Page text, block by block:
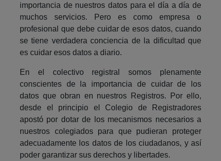
importancia de nuestros datos para el día a día de
muchos servicios. Pero es como empresa o
profesional que debe cuidar de esos datos, cuando
se tiene verdadera conciencia de la dificultad que
es cuidar esos datos a diario.
En el colectivo registral somos plenamente
conscientes de la importancia de cuidar de los
datos que obran en nuestros Registros. Por ello,
desde el principio el Colegio de Registradores
apostó por dotar de los mecanismos necesarios a
nuestros colegiados para que pudieran proteger
adecuadamente los datos de los ciudadanos, y así
poder garantizar sus derechos y libertades.